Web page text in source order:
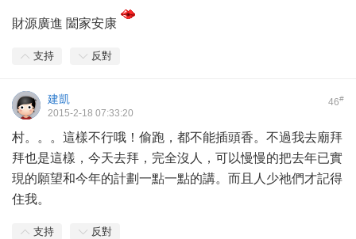
財源廣進 闔家安康
支持 反對
46#
建凱
2015-2-18 07:33:20
村。。。這樣不行哦！偷跑，都不能插頭香。不過我去廟拜
拜也是這樣，今天去拜，完全沒人，可以慢慢的把去年已實
現的願望和今年的計劃一點一點的講。而且人少祂們才記得
住我。
支持 反對